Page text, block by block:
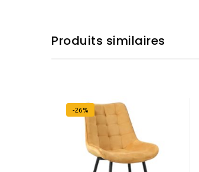
Produits similaires
-26%